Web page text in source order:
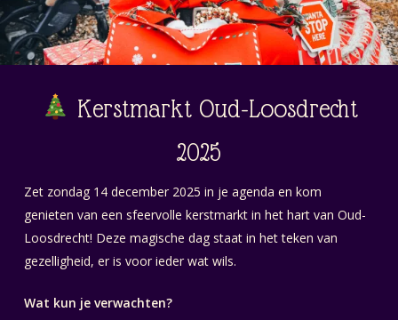
Kerstmarkt Oud-Loosdrecht
2025
Zet zondag 14 december 2025 in je agenda en kom
genieten van een sfeervolle kerstmarkt in het hart van Oud-
Loosdrecht! Deze magische dag staat in het teken van
gezelligheid, er is voor ieder wat wils.
Wat kun je verwachten?